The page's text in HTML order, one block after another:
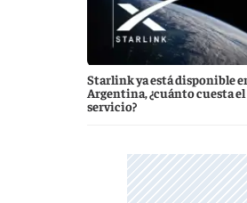
Starlink ya está disponible
Argentina, ¿cuánto cuesta el
servicio?